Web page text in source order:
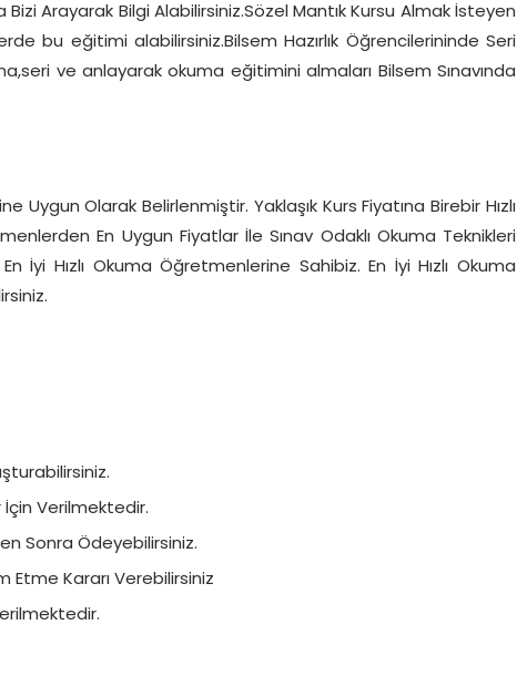
Arayarak Bilgi Alabilirsiniz.Sözel Mantık Kursu Almak İsteyen
bu eğitimi alabilirsiniz.Bilsem Hazırlık Öğrencilerininde Seri
ve anlayarak okuma eğitimini almaları Bilsem Sınavında
Uygun Olarak Belirlenmiştir. Yaklaşık Kurs Fiyatına Birebir Hızlı
En Uygun Fiyatlar İle Sınav Odaklı Okuma Teknikleri
İyi Hızlı Okuma Öğretmenlerine Sahibiz. En İyi Hızlı Okuma
İçin Verilmektedir.
Sonra Ödeyebilirsiniz.
Etme Kararı Verebilirsiniz